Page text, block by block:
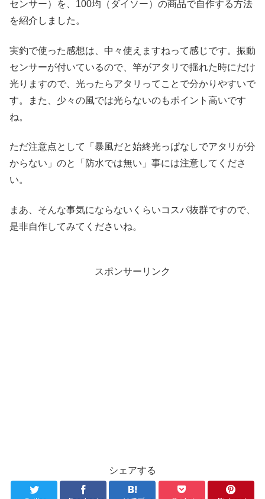
センサー）を、100均（ダイソー）の商品で自作する方法
を紹介しました。
実釣で使った感想は、中々使えますねって感じです。振動
センサーが付いているので、竿がアタリで揺れた時にだけ
光りますので、光ったらアタリってことで分かりやすいで
す。また、少々の風では光らないのもポイント高いです
ね。
ただ注意点として「暴風だと始終光っぱなしでアタリが分
からない」のと「防水では無い」事には注意してくださ
い。
まあ、そんな事気にならないくらいコスパ抜群ですので、
是非自作してみてくださいね。
スポンサーリンク
シェアする